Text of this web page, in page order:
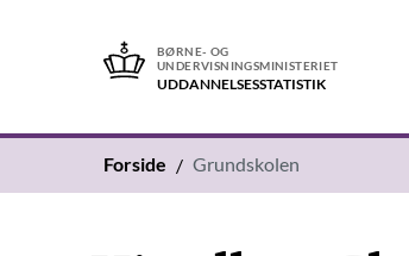
BØRNE- OG
UNDERVISNINGSMINISTERIET
UDDANNELSES­STATISTIK
Forside Grundskolen